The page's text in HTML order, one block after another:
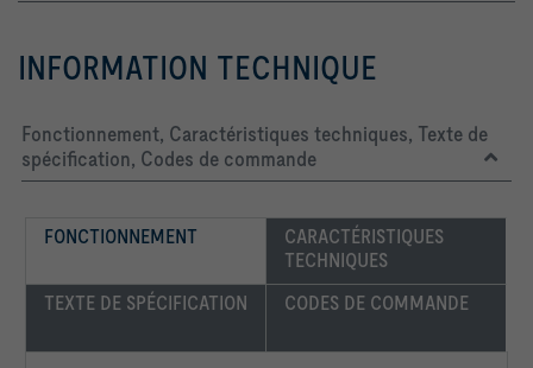
INFORMATION TECHNIQUE
Fonctionnement, Caractéristiques techniques, Texte de
spécification, Codes de commande
FONCTIONNEMENT
CARACTÉRISTIQUES
TECHNIQUES
TEXTE DE SPÉCIFICATION
CODES DE COMMANDE